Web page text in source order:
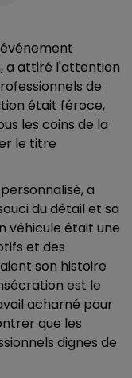
a attiré l'attention
de
était féroce,
les coins de la
le titre
a
du détail et sa
véhicule était une
et des
son histoire
est le
acharné pour
que les
dignes de